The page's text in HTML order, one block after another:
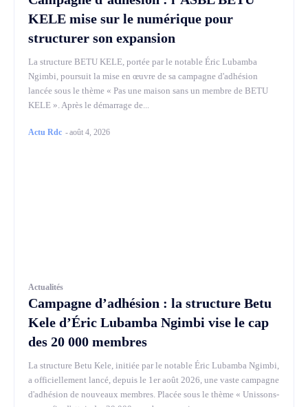
KELE mise sur le numérique pour
structurer son expansion
La structure BETU KELE, portée par le notable Éric Lubamba
Ngimbi, poursuit la mise en œuvre de sa campagne d'adhésion
lancée sous le thème « Pas une maison sans un membre de BETU
KELE ». Après le démarrage de...
Actu Rdc -août 4, 2026
Actualités
Campagne d’adhésion : la structure Betu
Kele d’Éric Lubamba Ngimbi vise le cap
des 20 000 membres
La structure Betu Kele, initiée par le notable Éric Lubamba Ngimbi,
a officiellement lancé, depuis le 1er août 2026, une vaste campagne
d'adhésion de nouveaux membres. Placée sous le thème « Unissons-